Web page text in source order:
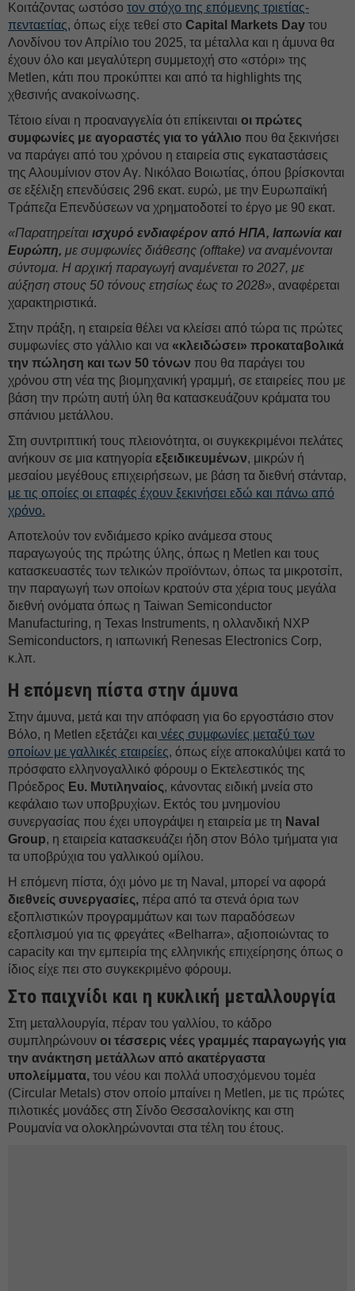
Κοιτάζοντας ωστόσο τον στόχο της επόμενης τριετίας-
πενταετίας, όπως είχε τεθεί στο Capital Markets Day του
Λονδίνου τον Απρίλιο του 2025, τα μέταλλα και η άμυνα θα
έχουν όλο και μεγαλύτερη συμμετοχή στο «στόρι» της
Metlen, κάτι που προκύπτει και από τα highlights της
χθεσινής ανακοίνωσης.
Τέτοιο είναι η προαναγγελία ότι επίκεινται οι πρώτες
συμφωνίες με αγοραστές για το γάλλιο που θα ξεκινήσει
να παράγει από του χρόνου η εταιρεία στις εγκαταστάσεις
της Αλουμίνιον στον Αγ. Νικόλαο Βοιωτίας, όπου βρίσκονται
σε εξέλιξη επενδύσεις 296 εκατ. ευρώ, με την Ευρωπαϊκή
Τράπεζα Επενδύσεων να χρηματοδοτεί το έργο με 90 εκατ.
«Παρατηρείται ισχυρό ενδιαφέρον από ΗΠΑ, Ιαπωνία και
Ευρώπη, με συμφωνίες διάθεσης (offtake) να αναμένονται
σύντομα. Η αρχική παραγωγή αναμένεται το 2027, με
αύξηση στους 50 τόνους ετησίως έως το 2028», αναφέρεται
χαρακτηριστικά.
Στην πράξη, η εταιρεία θέλει να κλείσει από τώρα τις πρώτες
συμφωνίες στο γάλλιο και να «κλειδώσει» προκαταβολικά
την πώληση και των 50 τόνων που θα παράγει του
χρόνου στη νέα της βιομηχανική γραμμή, σε εταιρείες που με
βάση την πρώτη αυτή ύλη θα κατασκευάζουν κράματα του
σπάνιου μετάλλου.
Στη συντριπτική τους πλειονότητα, οι συγκεκριμένοι πελάτες
ανήκουν σε μια κατηγορία εξειδικευμένων, μικρών ή
μεσαίου μεγέθους επιχειρήσεων, με βάση τα διεθνή στάνταρ,
με τις οποίες οι επαφές έχουν ξεκινήσει εδώ και πάνω από
χρόνο.
Αποτελούν τον ενδιάμεσο κρίκο ανάμεσα στους
παραγωγούς της πρώτης ύλης, όπως η Μetlen και τους
κατασκευαστές των τελικών προϊόντων, όπως τα μικροτσίπ,
την παραγωγή των οποίων κρατούν στα χέρια τους μεγάλα
διεθνή ονόματα όπως η Taiwan Semiconductor
Manufacturing, η Texas Instruments, η ολλανδική NXP
Semiconductors, η ιαπωνική Renesas Electronics Corp,
κ.λπ.
Η επόμενη πίστα στην άμυνα
Στην άμυνα, μετά και την απόφαση για 6ο εργοστάσιο στον
Βόλο, η Metlen εξετάζει και νέες συμφωνίες μεταξύ των
οποίων με γαλλικές εταιρείες, όπως είχε αποκαλύψει κατά το
πρόσφατο ελληνογαλλικό φόρουμ ο Εκτελεστικός της
Πρόεδρος Ευ. Μυτιληναίος, κάνοντας ειδική μνεία στο
κεφάλαιο των υποβρυχίων. Εκτός του μνημονίου
συνεργασίας που έχει υπογράψει η εταιρεία με τη Naval
Group, η εταιρεία κατασκευάζει ήδη στον Βόλο τμήματα για
τα υποβρύχια του γαλλικού ομίλου.
Η επόμενη πίστα, όχι μόνο με τη Naval, μπορεί να αφορά
διεθνείς συνεργασίες, πέρα από τα στενά όρια των
εξοπλιστικών προγραμμάτων και των παραδόσεων
εξοπλισμού για τις φρεγάτες «Belharra», αξιοποιώντας το
capacity και την εμπειρία της ελληνικής επιχείρησης όπως ο
ίδιος είχε πει στο συγκεκριμένο φόρουμ.
Στο παιχνίδι και η κυκλική μεταλλουργία
Στη μεταλλουργία, πέραν του γαλλίου, το κάδρο
συμπληρώνουν οι τέσσερις νέες γραμμές παραγωγής για
την ανάκτηση μετάλλων από ακατέργαστα
υπολείμματα, του νέου και πολλά υποσχόμενου τομέα
(Circular Metals) στον οποίο μπαίνει η Metlen, με τις πρώτες
πιλοτικές μονάδες στη Σίνδο Θεσσαλονίκης και στη
Ρουμανία να ολοκληρώνονται στα τέλη του έτους.